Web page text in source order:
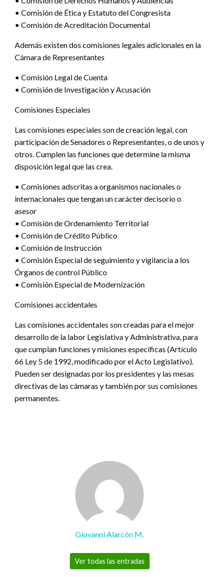
• Comisión de Ética y Estatuto del Congresista
• Comisión de Acreditación Documental
Además existen dos comisiones legales adicionales en la
Cámara de Representantes
• Comisión Legal de Cuenta
• Comisión de Investigación y Acusación
Comisiones Especiales
Las comisiones especiales son de creación legal, con
participación de Senadores o Representantes, o de unos y
otros. Cumplen las funciones que determine la misma
disposición legal que las crea.
• Comisiones adscritas a organismos nacionales o
internacionales que tengan un carácter decisorio o
asesor
• Comisión de Ordenamiento Territorial
• Comisión de Crédito Público
• Comisión de Instrucción
• Comisión Especial de seguimiento y vigilancia a los
Órganos de control Público
• Comisión Especial de Modernización
Comisiones accidentales
Las comisiones accidentales son creadas para el mejor
desarrollo de la labor Legislativa y Administrativa, para
que cumplan funciones y misiones específicas (Artículo
66 Ley 5 de 1992, modificado por el Acto Legislativo).
Pueden ser designadas por los presidentes y las mesas
directivas de las cámaras y también por sus comisiones
permanentes.
Giovanni Alarcón M.
Ver todas las entradas